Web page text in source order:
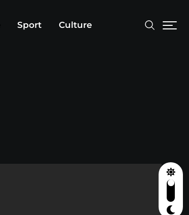
Sport Culture